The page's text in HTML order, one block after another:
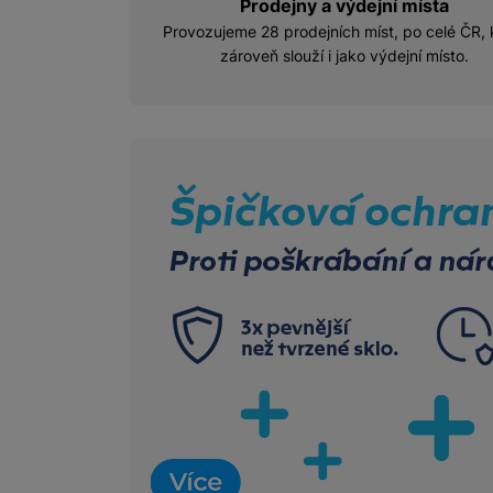
Prodejny a výdejní místa
Provozujeme 28 prodejních míst, po celé ČR,
zároveň slouží i jako výdejní místo.